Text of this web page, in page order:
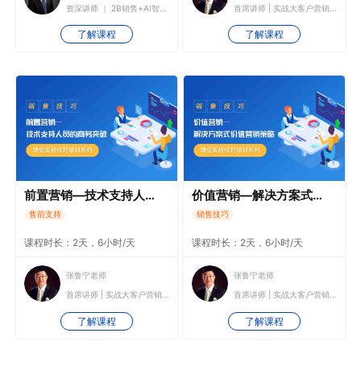
资深讲师 ｜ 2B销售+AI智能销售培训专家
了解课程 了解课程
前置营销—技术支持人员的商务突破
售前支持
课程时长：2天，6小时/天
张鲁宁老师
首席讲师 | 实战大客户营销培训师
了解课程
价值营销—解决方案式价值营销策略
销售技巧
课程时长：2天，6小时/天
张鲁宁老师
首席讲师 | 实战大客户营销培训师
了解课程